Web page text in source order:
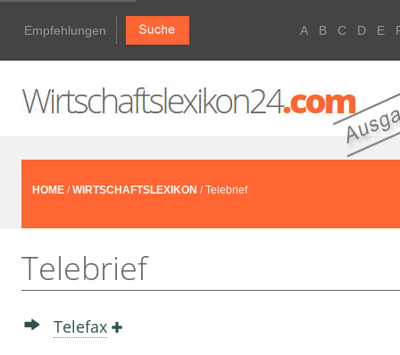
Empfehlungen A B C D E
HOME /WIRTSCHAFTSLEXIKON / Telebrief
Telebrief
Telefax